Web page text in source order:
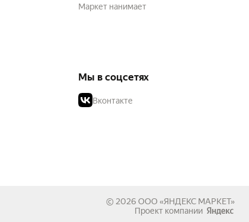
Маркет нанимает
Мы в соцсетях
Вконтакте
© 2026 ООО «ЯНДЕКС МАРКЕТ»
Проект компании